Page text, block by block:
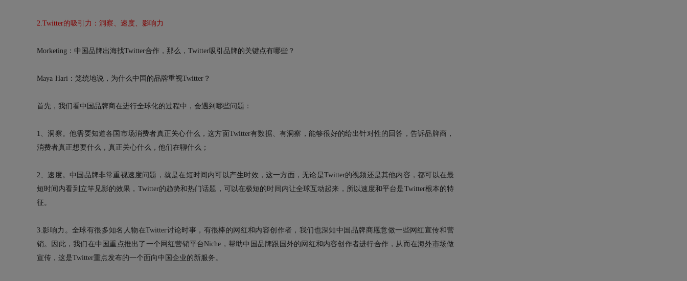
2.Twitter的吸引力：洞察、速度、影响力
Morketing：中国品牌出海找Twitter合作，那么，Twitter吸引品牌的关键点有哪些？
Maya Hari：笼统地说，为什么中国的品牌重视Twitter？
首先，我们看中国品牌商在进行全球化的过程中，会遇到哪些问题：
1、洞察。他需要知道各国市场消费者真正关心什么，这方面Twitter有数据、有洞察，能够很好的给出针对性的回答，告诉品牌商，
消费者真正想要什么，真正关心什么，他们在聊什么；
2、速度。中国品牌非常重视速度问题，就是在短时间内可以产生时效，这一方面，无论是Twitter的视频还是其他内容，都可以在最
短时间内看到立竿见影的效果，Twitter的趋势和热门话题，可以在极短的时间内让全球互动起来，所以速度和平台是Twitter根本的特
征。
3.影响力。全球有很多知名人物在Twitter讨论时事，有很棒的网红和内容创作者，我们也深知中国品牌商愿意做一些网红宣传和营
销。因此，我们在中国重点推出了一个网红营销平台Niche，帮助中国品牌跟国外的网红和内容创作者进行合作，从而在海外市场做
宣传，这是Twitter重点发布的一个面向中国企业的新服务。